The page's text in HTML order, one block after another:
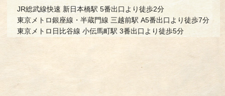
JR総武線快速 新日本橋駅 5番出口より徒歩2分
東京メトロ銀座線・半蔵門線 三越前駅 A5番出口より徒歩7分
東京メトロ日比谷線 小伝馬町駅 3番出口より徒歩5分